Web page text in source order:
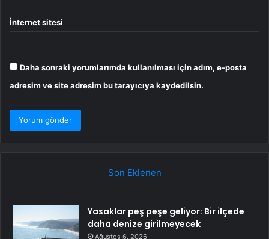
İnternet sitesi
Daha sonraki yorumlarımda kullanılması için adım, e-posta
adresim ve site adresim bu tarayıcıya kaydedilsin.
Son Eklenen
Yasaklar peş peşe geliyor: Bir ilçede
daha denize girilmeyecek
Ağustos 6, 2026